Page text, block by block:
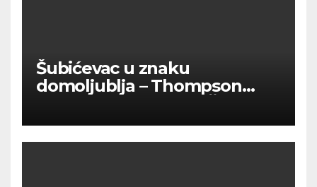
Šubićevac u znaku
domoljublja – Thompson